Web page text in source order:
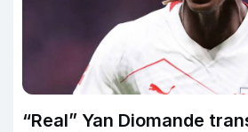
“Real” Yan Diomande